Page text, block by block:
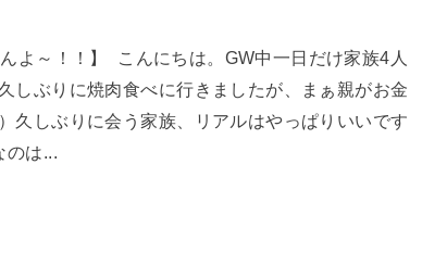
～！！】 ㅤ こんにちは。GW中一日だけ家族4人
しぶりに焼肉食べに行きましたが、まぁ親がお金
久しぶりに会う家族、リアルはやっぱりいいです
のは...